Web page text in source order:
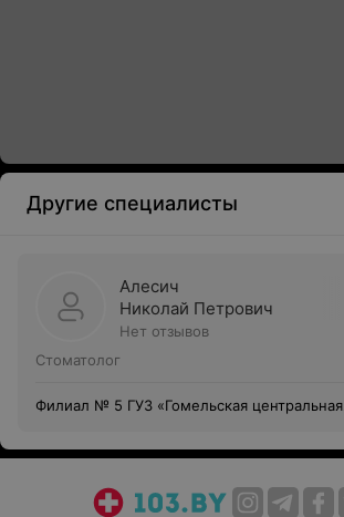
Другие специалисты
Алесич
Николай Петрович
Нет отзывов
Стоматолог
Филиал № 5 ГУЗ «Гомельская центральная